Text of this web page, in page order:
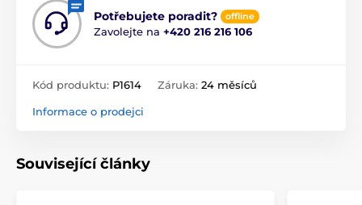
Potřebujete poradit? offline
Zavolejte na +420 216 216 106
Kód produktu: P1614 Záruka: 24 měsíců
Informace o prodejci
Související články